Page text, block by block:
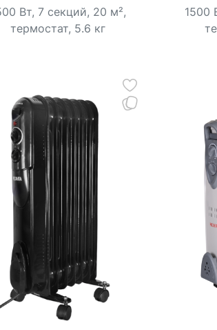
Вт, 7 секций, 20 м²,
термостат, 5.6 кг
1500